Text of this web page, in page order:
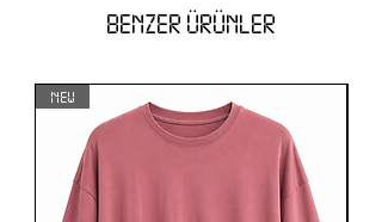
BENZER ÜRÜNLER
NEW